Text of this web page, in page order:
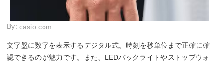
By:casio.com
文字盤に数字を表示するデジタル式。時刻を秒単位まで正確に確
認できるのが魅力です。また、LEDバックライトやストップウォ